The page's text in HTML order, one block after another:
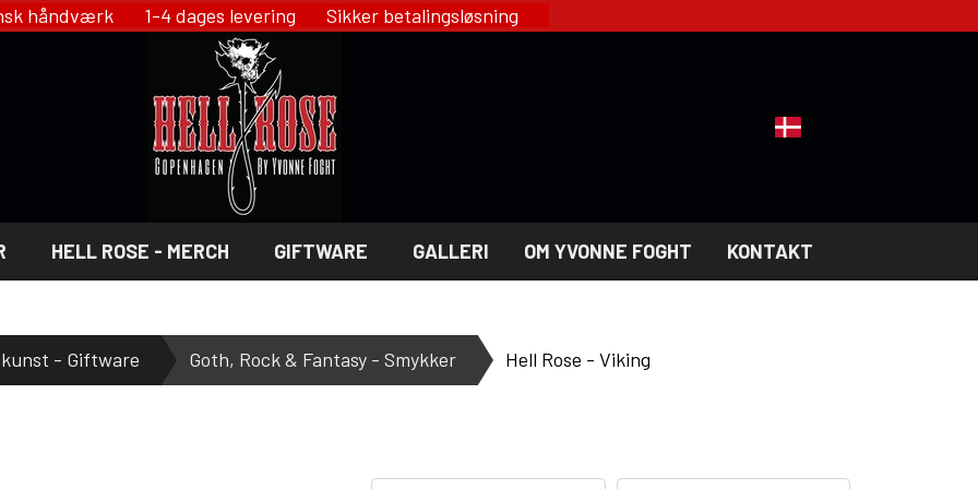
håndværk 1-4 dages levering Sikker betalingsløsning
- JEWELRY LINGERI
HELL ROSE - LINGERI
SUB-FASHION - CLOTHING
HELL ROSE - MERCH GIFTWARE
- GIFTWARE
GALLERI OM YVONNE FOGHT KONTAKT
- Giftware Goth, Rock & Fantasy - Smykker Hell Rose - Viking